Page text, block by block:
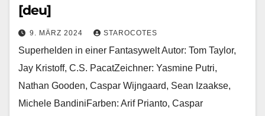
[deu]
9. MÄRZ 2024 STAROCOTES
Superhelden in einer Fantasywelt Autor: Tom Taylor,
Jay Kristoff, C.S. PacatZeichner: Yasmine Putri,
Nathan Gooden, Caspar Wijngaard, Sean Izaakse,
Michele BandiniFarben: Arif Prianto, Caspar